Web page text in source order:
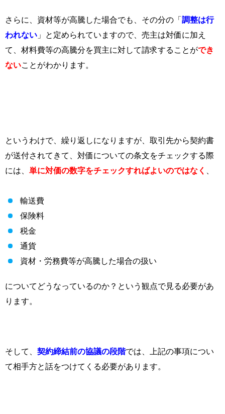
さらに、資材等が高騰した場合でも、その分の「 調整は行
われない 」と定められていますので、売主は対価に加え
て、材料費等の高騰分を買主に対して請求することができ
ないことがわかります。
というわけで、繰り返しになりますが、取引先から契約書
が送付されてきて、対価についての条文をチェックする際
には、 単に対価の数字をチェックすればよいのではなく
輸送費
保険料
税金
通貨
資材・労務費等が高騰した場合の扱い
についてどうなっているのか？という観点で見る必要があ
ります。
そして、 契約締結前の協議の段階では、上記の事項につい
て相手方と話をつけてくる必要があります。